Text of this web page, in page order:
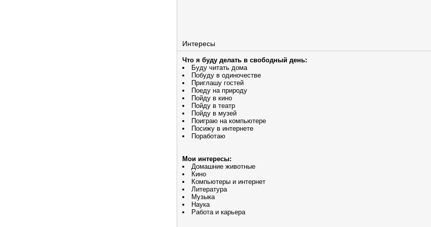
Интересы
Что я буду делать в свободный день:
Буду читать дома
Побуду в одиночестве
Приглашу гостей
Поеду на природу
Пойду в кино
Пойду в театр
Пойду в музей
Поиграю на компьютере
Посижу в интернете
Поработаю
Мои интересы:
Домашние животные
Кино
Компьютеры и интернет
Литература
Музыка
Наука
Работа и карьера